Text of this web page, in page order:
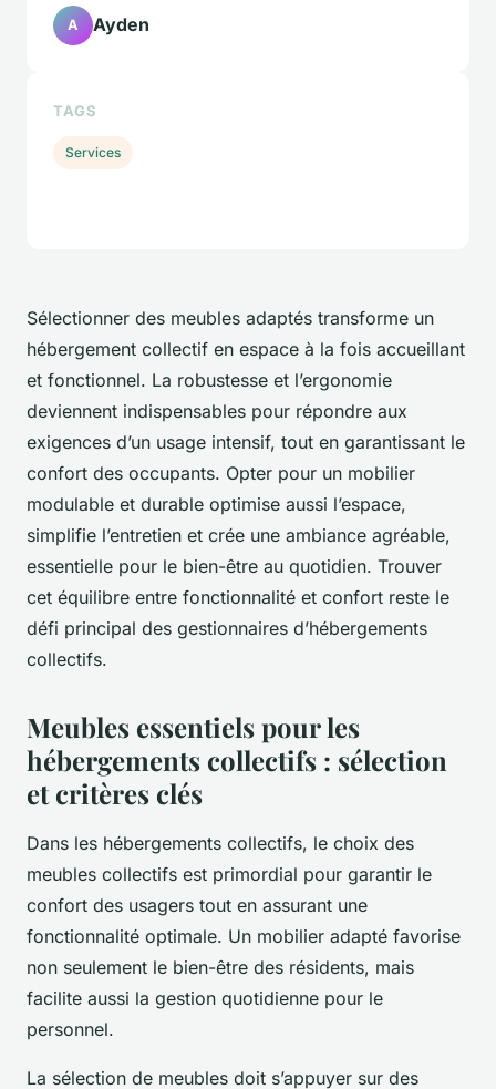
Sélectionner des meubles adaptés transforme un
hébergement collectif en espace à la fois accueillant
et fonctionnel. La robustesse et l’ergonomie
deviennent indispensables pour répondre aux
exigences d’un usage intensif, tout en garantissant le
confort des occupants. Opter pour un mobilier
modulable et durable optimise aussi l’espace,
simplifie l’entretien et crée une ambiance agréable,
essentielle pour le bien-être au quotidien. Trouver
cet équilibre entre fonctionnalité et confort reste le
défi principal des gestionnaires d’hébergements
collectifs.
Meubles essentiels pour les
hébergements collectifs : sélection
et critères clés
Dans les hébergements collectifs, le choix des
meubles collectifs est primordial pour garantir le
confort des usagers tout en assurant une
fonctionnalité optimale. Un mobilier adapté favorise
non seulement le bien-être des résidents, mais
facilite aussi la gestion quotidienne pour le
personnel.
La sélection de meubles doit s’appuyer sur des
A Ayden
TAGS
Services